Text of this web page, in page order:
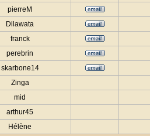
pierreM
Dilawata
franck
perebrin
skarbone14
Zinga
mid
arthur45
Hélène